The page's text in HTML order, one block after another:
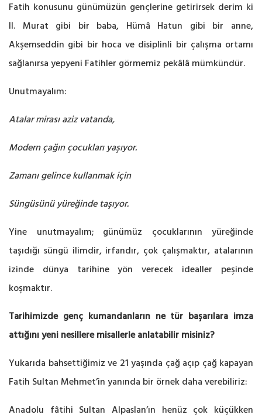
Fatih konusunu günümüzün gençlerine getirirsek derim ki
II. Murat gibi bir baba, Hümâ Hatun gibi bir anne,
Akşemseddin gibi bir hoca ve disiplinli bir çalışma ortamı
sağlanırsa yepyeni Fatihler görmemiz pekâlâ mümkündür.
Unutmayalım:
Atalar mirası aziz vatanda,
Modern çağın çocukları yaşıyor.
Zamanı gelince kullanmak için
Süngüsünü yüreğinde taşıyor.
Yine unutmayalım; günümüz çocuklarının yüreğinde
taşıdığı süngü ilimdir, irfandır, çok çalışmaktır, atalarının
izinde dünya tarihine yön verecek idealler peşinde
koşmaktır.
Tarihimizde genç kumandanların ne tür başarılara imza
attığını yeni nesillere misallerle anlatabilir misiniz?
Yukarıda bahsettiğimiz ve 21 yaşında çağ açıp çağ kapayan
Fatih Sultan Mehmet’in yanında bir örnek daha verebiliriz:
Anadolu fâtihi Sultan Alpaslan’ın henüz çok küçükken